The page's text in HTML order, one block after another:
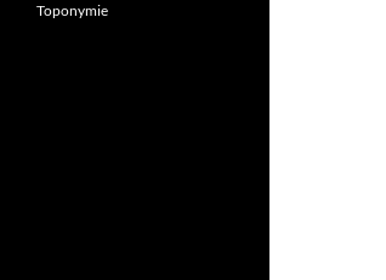
Toponymie